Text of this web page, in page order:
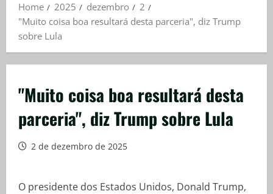
Home
2025 dezembro
2
"Muito coisa boa resultará desta parceria", diz Trump
sobre Lula
"Muito coisa boa resultará desta
parceria", diz Trump sobre Lula
2 de dezembro de 2025
O presidente dos Estados Unidos, Donald Trump,